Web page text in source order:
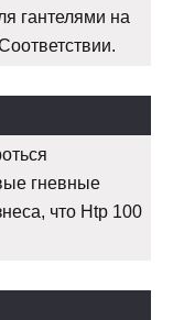
гантелями на
гневные
что Htp 100